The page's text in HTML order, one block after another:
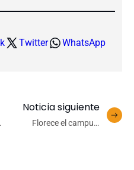
Twitter WhatsApp
Noticia siguiente
Florece el campus: